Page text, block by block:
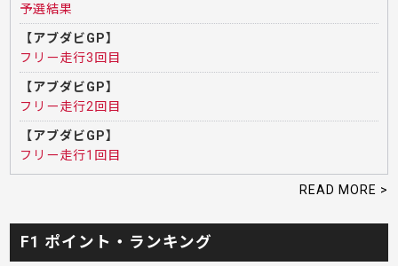
予選結果
【アブダビGP】
フリー走行3回目
【アブダビGP】
フリー走行2回目
【アブダビGP】
フリー走行1回目
READ MORE >
F1 ポイント・ランキング